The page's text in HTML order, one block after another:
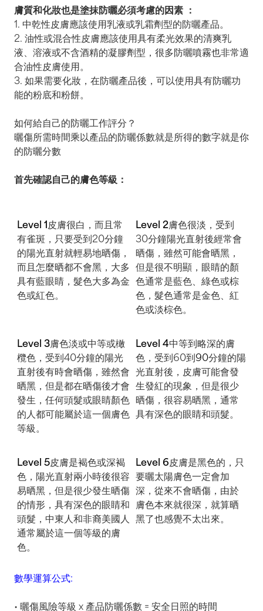
膚質和化妝也是塗抹防曬必須考慮的因素 ：
1. 中乾性皮膚應該使用乳液或乳霜劑型的防曬產品。
2. 油性或混合性皮膚應該使用具有柔光效果的清爽乳
液、溶液或不含酒精的凝膠劑型，很多防曬噴霧也非常適
合油性皮膚使用。
3. 如果需要化妝，在防曬產品後，可以使用具有防曬功
能的粉底和粉餅。
如何給自己的防曬工作評分？
曬傷所需時間乘以產品的防曬係數就是所得的數字就是你
的防曬分數
首先確認自己的膚色等級：
Level 1皮膚很白，而且常
有雀斑，只要受到20分鐘
的陽光直射就輕易地晒傷，
而且怎麼晒都不會黑，大多
具有藍眼睛，髮色大多為金
色或紅色。
Level 2膚色很淡，受到
30分鐘陽光直射後經常會
晒傷，雖然可能會晒黑，
但是很不明顯，眼睛的顏
色通常是藍色、綠色或棕
色，髮色通常是金色、紅
色或淡棕色。
Level 3膚色淡或中等或橄
欖色，受到40分鐘的陽光
直射後有時會晒傷，雖然會
晒黑，但是都在晒傷後才會
發生，任何頭髮或眼睛顏色
的人都可能屬於這一個膚色
等級。
Level 4中等到略深的膚
色，受到60到90分鐘的陽
光直射後，皮膚可能會發
生發紅的現象，但是很少
晒傷，很容易晒黑，通常
具有深色的眼睛和頭髮。
Level 5皮膚是褐色或深褐
色，陽光直射兩小時後很容
易晒黑，但是很少發生晒傷
的情形，具有深色的眼睛和
頭髮，中東人和非裔美國人
通常屬於這一個等級的膚
色。
Level 6皮膚是黑色的，只
要曬太陽膚色一定會加
深，從來不會晒傷，由於
膚色本來就很深，就算晒
黑了也感覺不太出來。
數學運算公式:
• 曬傷風險等級 x 產品防曬係數 = 安全日照的時間